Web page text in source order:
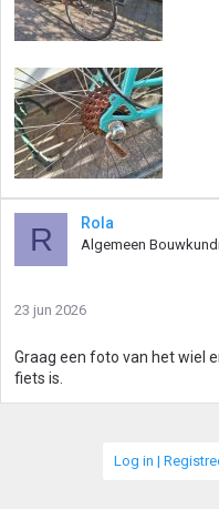
R Rola
Algemeen
23 jun 2026
Graag een foto van het wiel
fiets is.
Log in |